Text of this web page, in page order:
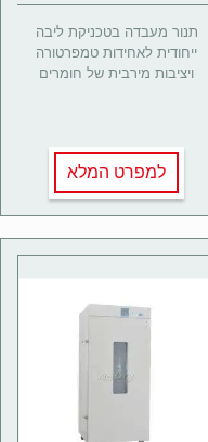
תנור מעבדה בטכניקת ליבה
ייחודית לאחידות טמפרטורה
ויציבות מירבית של חומרים
למפרט המלא